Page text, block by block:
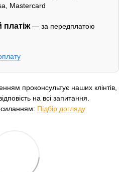
Mastercard
платіж— за передплатою
проконсультує наших клінтів,
на всі запитання.
Підбір догляду